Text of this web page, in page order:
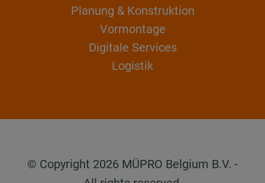
Planung & Konstruktion
Vormontage
Digitale Services
Logistik
© Copyright 2026 MÜPRO Belgium B.V. -